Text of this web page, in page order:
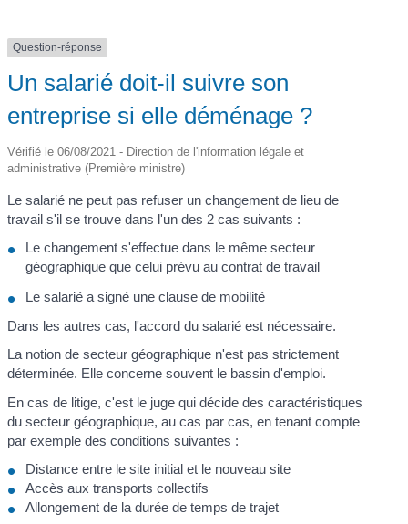
Question-réponse
Un salarié doit-il suivre son
entreprise si elle déménage ?
Vérifié le 06/08/2021 - Direction de l'information légale et
administrative (Première ministre)
Le salarié ne peut pas refuser un changement de lieu de
travail s'il se trouve dans l'un des 2 cas suivants :
Le changement s'effectue dans le même secteur
géographique que celui prévu au contrat de travail
Le salarié a signé uneclause de mobilité
Dans les autres cas, l'accord du salarié est nécessaire.
La notion de secteur géographique n'est pas strictement
déterminée. Elle concerne souvent le bassin d'emploi.
En cas de litige, c'est le juge qui décide des caractéristiques
du secteur géographique, au cas par cas, en tenant compte
par exemple des conditions suivantes :
Distance entre le site initial et le nouveau site
Accès aux transports collectifs
Allongement de la durée de temps de trajet